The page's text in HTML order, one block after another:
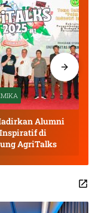
Alumni
di
AgriTalks